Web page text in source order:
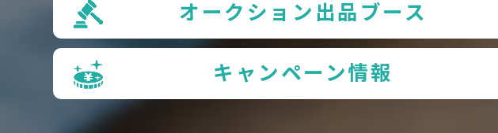
オークション出品ブース
キャンペーン情報